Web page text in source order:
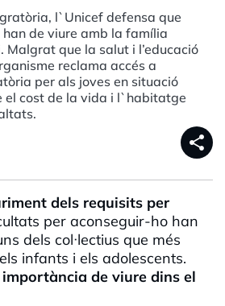
l`Unicef defensa que
de viure amb la família
Malgrat que la salut i l’educació
reclama accés a
per als joves en situació
el cost de la vida i l`habitatge
share
dels requisits per
per aconseguir-ho han
dels col·lectius que més
infants i els adolescents.
importància de viure dins el